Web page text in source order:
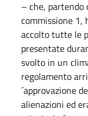
– che, partendo
commissione 1,
accolto tutte le
presentate
svolto in un
regolamento
´approvazione
alienazioni ed